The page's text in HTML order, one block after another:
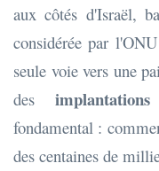
aux côtés d'Israël,
considérée par
seule voie vers une
des implantations
fondamental :
des centaines de